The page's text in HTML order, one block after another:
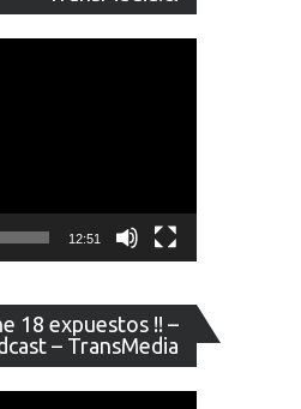
vídeo
12:51
18 expuestos !! –
– TransMedia
de
vídeo